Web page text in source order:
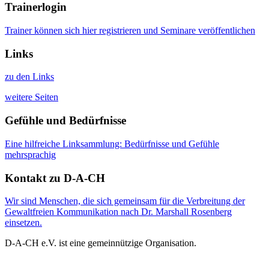
Trainerlogin
Trainer können sich hier registrieren und Seminare veröffentlichen
Links
zu den Links
weitere Seiten
Gefühle und Bedürfnisse
Eine hilfreiche Linksammlung: Bedürfnisse und Gefühle
mehrsprachig
Kontakt zu D-A-CH
Wir sind Menschen, die sich gemeinsam für die Verbreitung der
Gewaltfreien Kommunikation nach Dr. Marshall Rosenberg
einsetzen.
D-A-CH e.V. ist eine gemeinnützige Organisation.